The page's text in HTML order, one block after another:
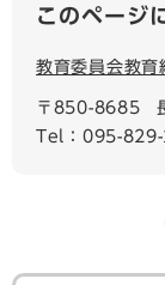
このページ
教育委員会教育
〒850-8685
Tel：095-